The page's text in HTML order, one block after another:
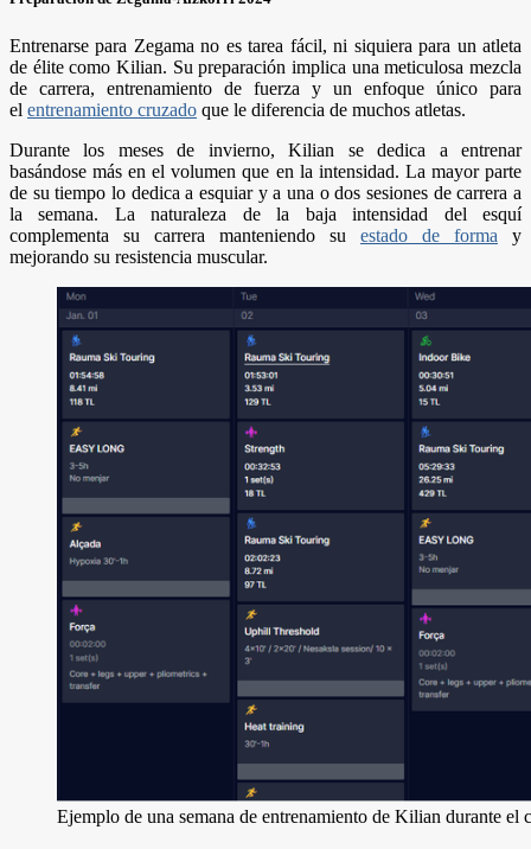
Entrenarse para Zegama no es tarea fácil, ni siquiera para un atleta
de élite como Kilian. Su preparación implica una meticulosa mezcla
de carrera, entrenamiento de fuerza y un enfoque único para
el entrenamiento cruzado que le diferencia de muchos atletas.
Durante los meses de invierno, Kilian se dedica a entrenar
basándose más en el volumen que en la intensidad. La mayor parte
de su tiempo lo dedica a esquiar y a una o dos sesiones de carrera a
la semana. La naturaleza de la baja intensidad del esquí
complementa su carrera manteniendo su estado de forma
y
mejorando su resistencia muscular.
Ejemplo de una semana de entrenamiento de Kilian durante el